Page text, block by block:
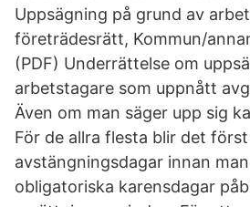
Uppsägning på grund av
företrädesrätt, Kommun/
(PDF) Underrättelse om
arbetstagare som uppnått
Även om man säger upp sig
För de allra flesta blir det
avstängningsdagar innan
obligatoriska karensdagar